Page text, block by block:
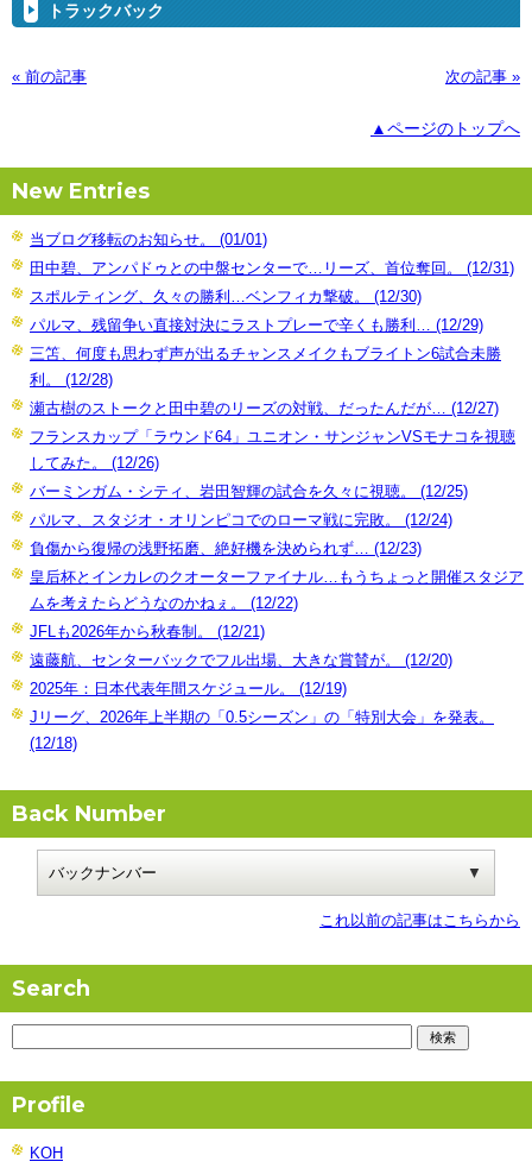
トラックバック
« 前の記事 次の記事 »
▲ページのトップへ
New Entries
当ブログ移転のお知らせ。 (01/01)
田中碧、アンパドゥとの中盤センターで…リーズ、首位奪回。 (12/31)
スポルティング、久々の勝利…ベンフィカ撃破。 (12/30)
パルマ、残留争い直接対決にラストプレーで辛くも勝利… (12/29)
三笘、何度も思わず声が出るチャンスメイクもブライトン6試合未勝
利。 (12/28)
瀬古樹のストークと田中碧のリーズの対戦、だったんだが… (12/27)
フランスカップ「ラウンド64」ユニオン・サンジャンVSモナコを視聴
してみた。 (12/26)
バーミンガム・シティ、岩田智輝の試合を久々に視聴。 (12/25)
パルマ、スタジオ・オリンピコでのローマ戦に完敗。 (12/24)
負傷から復帰の浅野拓磨、絶好機を決められず… (12/23)
皇后杯とインカレのクオーターファイナル…もうちょっと開催スタジア
ムを考えたらどうなのかねぇ。 (12/22)
JFLも2026年から秋春制。 (12/21)
遠藤航、センターバックでフル出場、大きな賞賛が。 (12/20)
2025年：日本代表年間スケジュール。 (12/19)
Jリーグ、2026年上半期の「0.5シーズン」の「特別大会」を発表。
(12/18)
Back Number
これ以前の記事はこちらから
Search
Profile
KOH